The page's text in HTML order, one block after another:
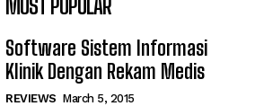
MOST POPULAR
Software Sistem Informasi
Klinik Dengan Rekam Medis
REVIEWS March 5, 2015